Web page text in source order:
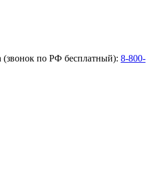
(звонок по РФ бесплатный): 8-800-